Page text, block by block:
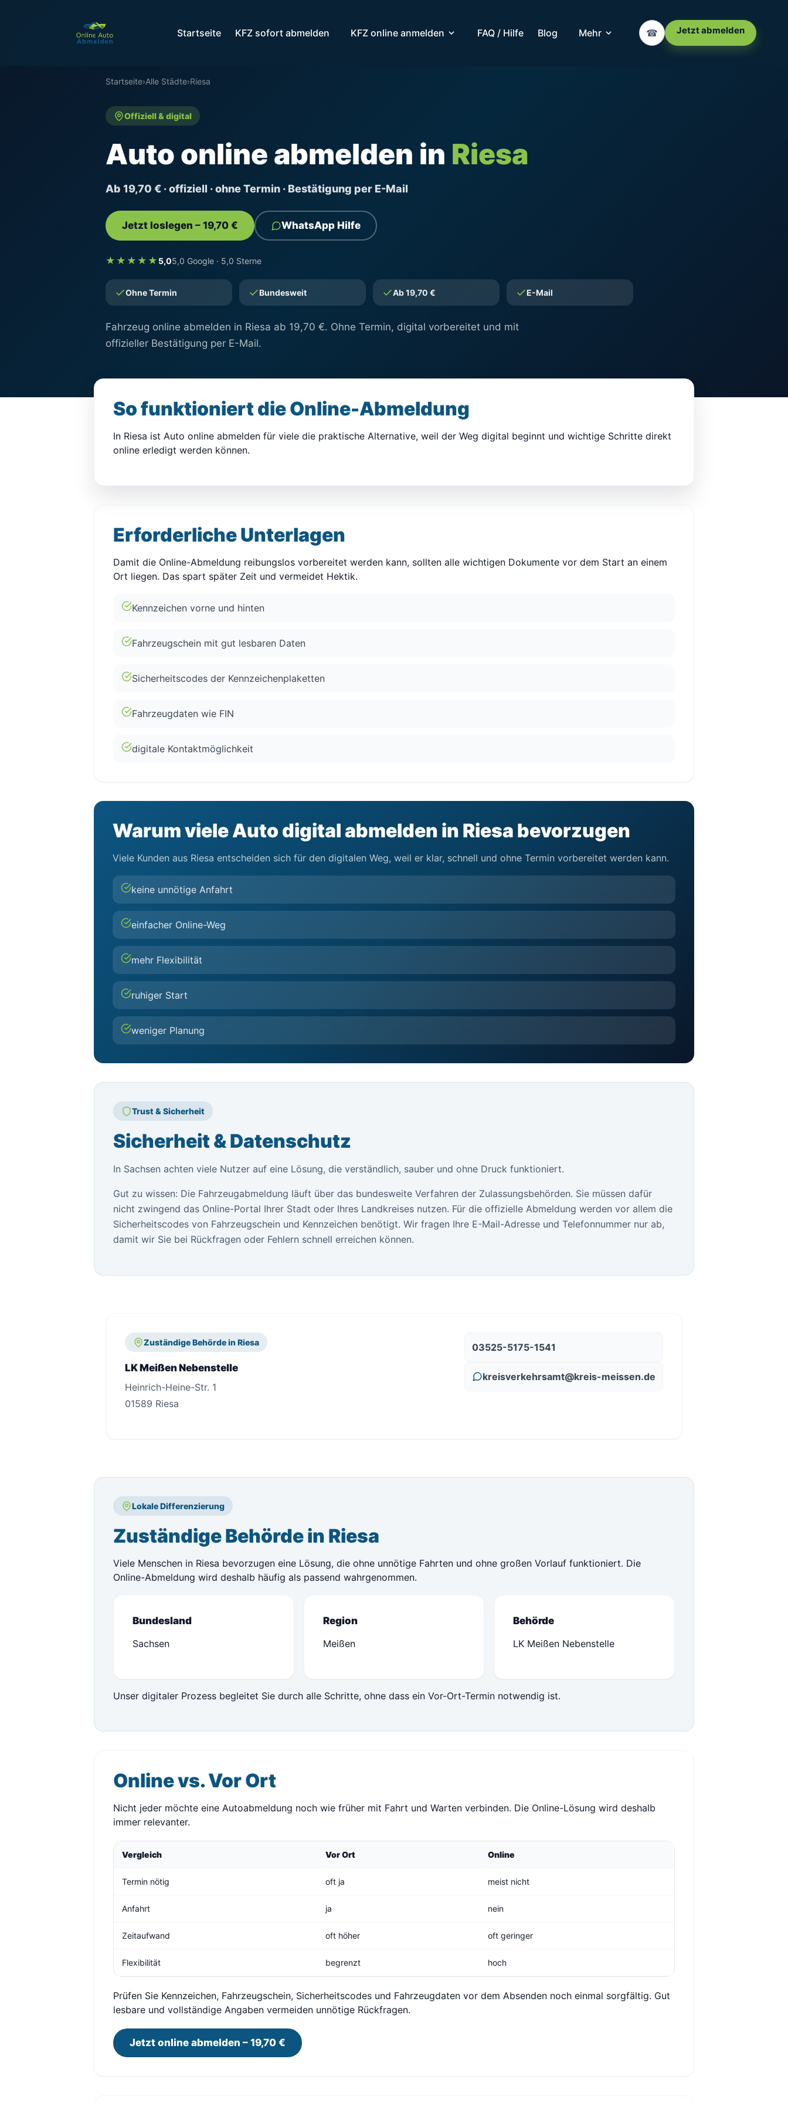
Startseite KFZ sofort abmelden KFZ online anmelden FAQ / Hilfe Blog Mehr ☎ Jetzt abmelden
Startseite›Alle Städte›Riesa
Offiziell & digital
Auto online abmelden in Riesa
Ab 19,70 € · offiziell · ohne Termin · Bestätigung per E-Mail
Jetzt loslegen – 19,70 € WhatsApp Hilfe
★★★★★ 5,05,0 Google · 5,0 Sterne
Ohne Termin Bundesweit Ab 19,70 € E-Mail
Fahrzeug online abmelden in Riesa ab 19,70 €. Ohne Termin, digital vorbereitet und mit
offizieller Bestätigung per E-Mail.
So funktioniert die Online-Abmeldung
In Riesa ist Auto online abmelden für viele die praktische Alternative, weil der Weg digital beginnt und wichtige Schritte direkt
online erledigt werden können.
Erforderliche Unterlagen
Damit die Online-Abmeldung reibungslos vorbereitet werden kann, sollten alle wichtigen Dokumente vor dem Start an einem
Ort liegen. Das spart später Zeit und vermeidet Hektik.
Kennzeichen vorne und hinten
Fahrzeugschein mit gut lesbaren Daten
Sicherheitscodes der Kennzeichenplaketten
Fahrzeugdaten wie FIN
digitale Kontaktmöglichkeit
Warum viele Auto digital abmelden in Riesa bevorzugen
Viele Kunden aus Riesa entscheiden sich für den digitalen Weg, weil er klar, schnell und ohne Termin vorbereitet werden kann.
keine unnötige Anfahrt
einfacher Online-Weg
mehr Flexibilität
ruhiger Start
weniger Planung
Trust & Sicherheit
Sicherheit & Datenschutz
In Sachsen achten viele Nutzer auf eine Lösung, die verständlich, sauber und ohne Druck funktioniert.
Gut zu wissen: Die Fahrzeugabmeldung läuft über das bundesweite Verfahren der Zulassungsbehörden. Sie müssen dafür
nicht zwingend das Online-Portal Ihrer Stadt oder Ihres Landkreises nutzen. Für die offizielle Abmeldung werden vor allem die
Sicherheitscodes von Fahrzeugschein und Kennzeichen benötigt. Wir fragen Ihre E-Mail-Adresse und Telefonnummer nur ab,
damit wir Sie bei Rückfragen oder Fehlern schnell erreichen können.
Zuständige Behörde in Riesa
LK Meißen Nebenstelle
Heinrich-Heine-Str. 1
01589 Riesa
03525-5175-1541
kreisverkehrsamt@kreis-meissen.de
Lokale Differenzierung
Zuständige Behörde in Riesa
Viele Menschen in Riesa bevorzugen eine Lösung, die ohne unnötige Fahrten und ohne großen Vorlauf funktioniert. Die
Online-Abmeldung wird deshalb häufig als passend wahrgenommen.
Bundesland
Sachsen
Region
Meißen
Behörde
LK Meißen Nebenstelle
Unser digitaler Prozess begleitet Sie durch alle Schritte, ohne dass ein Vor-Ort-Termin notwendig ist.
Online vs. Vor Ort
Nicht jeder möchte eine Autoabmeldung noch wie früher mit Fahrt und Warten verbinden. Die Online-Lösung wird deshalb
immer relevanter.
Vergleich Vor Ort Online
Termin nötig oft ja meist nicht
Anfahrt ja nein
Zeitaufwand oft höher oft geringer
Flexibilität begrenzt hoch
Prüfen Sie Kennzeichen, Fahrzeugschein, Sicherheitscodes und Fahrzeugdaten vor dem Absenden noch einmal sorgfältig. Gut
lesbare und vollständige Angaben vermeiden unnötige Rückfragen.
Jetzt online abmelden – 19,70 €